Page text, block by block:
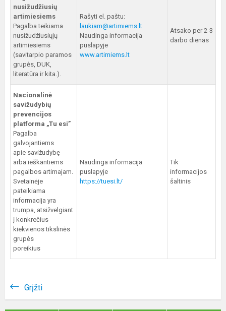
nusižudžiusių
artimiesiems
Pagalba teikiama
nusižudžiusiųjų
artimiesiems
(savitarpio paramos
grupės, DUK,
literatūra ir kita.).
Rašyti el. paštu:
laukiam@artimiems.lt
Naudinga informacija
puslapyje
www.artimiems.lt
Atsako per 2-3
darbo dienas
Nacionalinė
savižudybių
prevencijos
platforma „Tu esi”
Pagalba
galvojantiems
apie savižudybę
arba ieškantiems
pagalbos artimajam.
Svetainėje
pateikiama
informacija yra
trumpa, atsižvelgiant
į konkrečius
kiekvienos tikslinės
grupės
poreikius
Naudinga informacija
puslapyje
https://tuesi.lt/
Tik
informacijos
šaltinis
Grįžti